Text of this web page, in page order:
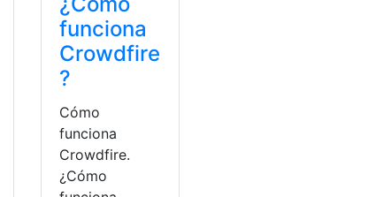
funciona
Crowdfire
?
Cómo
funciona
Crowdfire.
¿Cómo